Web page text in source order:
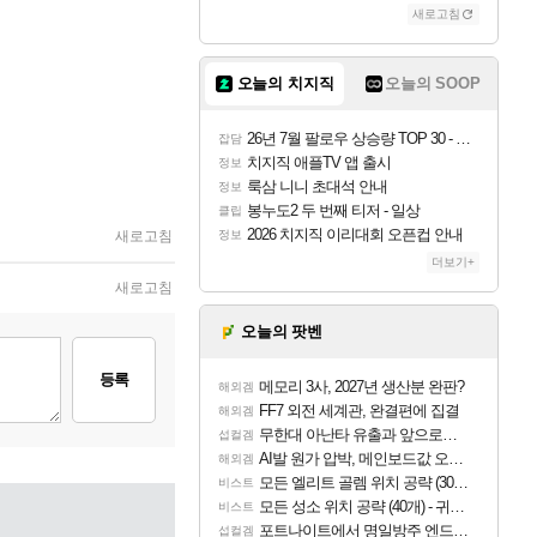
새로고침
새로고침
등록
새로고침
오늘의 치지직 오늘의 SOOP
잡담 26년 7월 팔로우 상승량 TOP 30 - 월간 치지직
정보 치지직 애플TV 앱 출시
정보 룩삼 니니 초대석 안내
클립 봉누도2 두 번째 티저 - 일상
정보 2026 치지직 이리대회 오픈컵 안내
더보기+
오늘의 팟벤
해외겜 메모리 3사, 2027년 생산분 완판?
해외겜 FF7 외전 세계관, 완결편에 집결
섭컬겜 무한대 아난타 유출과 앞으로의 예상 (루머)
해외겜 AI발 원가 압박, 메인보드값 오르나
비스트 모든 엘리트 골렘 위치 공략 (30개) - 방랑 결투가
비스트 모든 성소 위치 공략 (40개) - 귀환한 영혼 도전과제
섭컬겜 포트나이트에서 명일방주 엔드필드 [펠리카] 판매 예정